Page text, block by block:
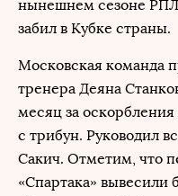
нынешнем сезоне
забил в Кубке страны.
Московская команда
тренера Деяна
месяц за
с трибун. Руководил
Сакич. Отметим, что
«Спартака» вывесили